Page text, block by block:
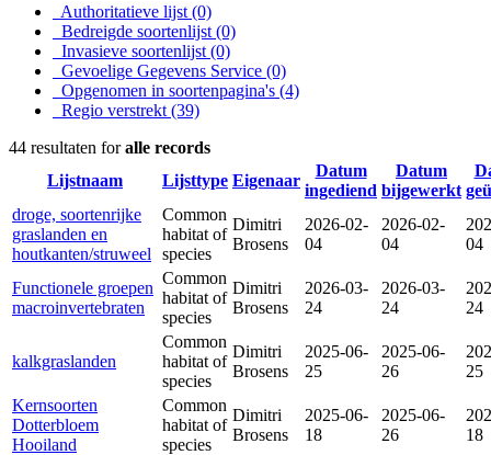
Authoritatieve lijst (0)
Bedreigde soortenlijst (0)
Invasieve soortenlijst (0)
Gevoelige Gegevens Service (0)
Opgenomen in soortenpagina's (4)
Regio verstrekt (39)
44 resultaten foralle records
Lijstnaam
Lijsttype Eigenaar
Datum
ingediend
Datum
bijgewerkt
droge, soortenrijke
graslanden en
houtkanten/struweel
Common
habitat of
species
Dimitri
Brosens
2026-02-
04
2026-02-
04
04
Functionele groepen
macroinvertebraten
Common
habitat of
species
Dimitri
Brosens
2026-03-
24
2026-03-
24
24
kalkgraslanden
Common
habitat of
species
Dimitri
Brosens
2025-06-
25
2025-06-
26
25
Kernsoorten
Dotterbloem
Hooiland
Common
habitat of
species
Dimitri
Brosens
2025-06-
18
2025-06-
26
18